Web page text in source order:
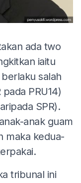
ada two
iaitu
salah
PRU14)
SPR).
anak guam
maka kedua-
tribunal ini